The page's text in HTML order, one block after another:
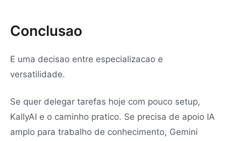
Conclusao
E uma decisao entre especializacao e
versatilidade.
Se quer delegar tarefas hoje com pouco setup,
KallyAI e o caminho pratico. Se precisa de apoio IA
amplo para trabalho de conhecimento, Gemini